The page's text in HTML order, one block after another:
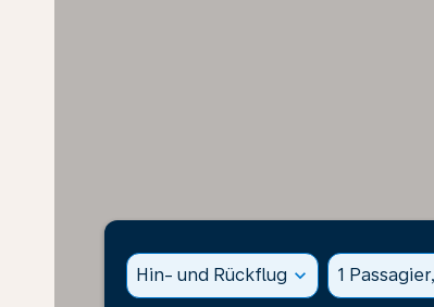
Hin- und Rückflug expand_more 1